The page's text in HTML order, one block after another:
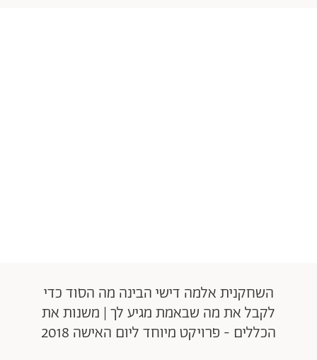
השחקנית אלמה דישי הבינה מה הסוד כדי
לקבל את מה שבאמת מגיע לך | משנות את
הכללים - פרויקט מיוחד ליום האישה 2018